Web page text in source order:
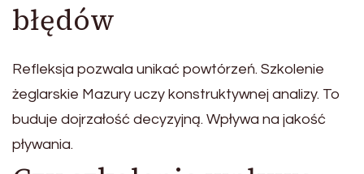
błędów
Refleksja pozwala unikać powtórzeń. Szkolenie
żeglarskie Mazury uczy konstruktywnej analizy. To
buduje dojrzałość decyzyjną. Wpływa na jakość
pływania.